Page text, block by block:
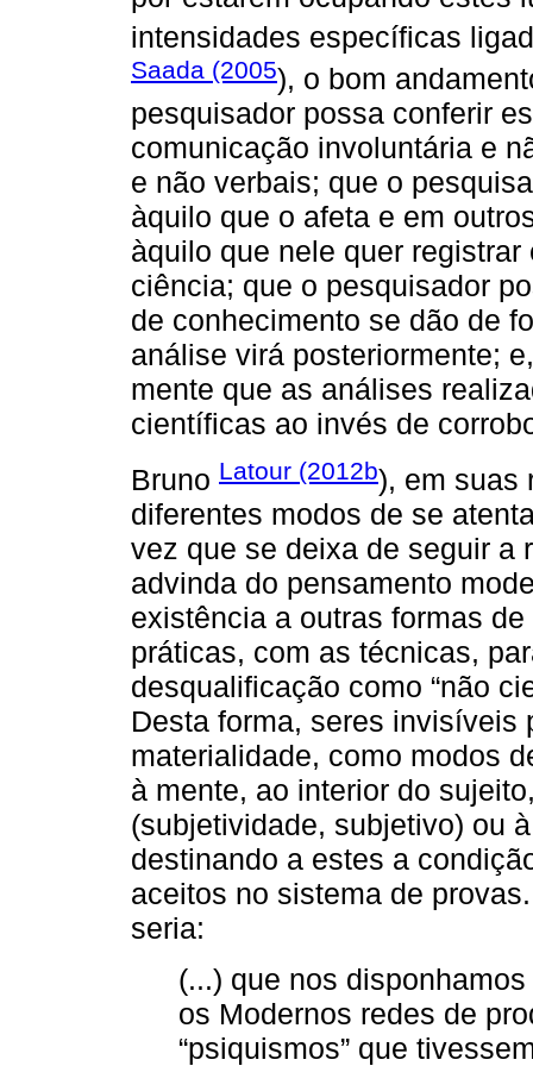
intensidades específicas
Saada (2005), o bom
pesquisador possa conferir
comunicação involuntária e
e não verbais; que o
àquilo que o afeta e em
àquilo que nele quer
ciência; que o pesquisador
de conhecimento se dão de
análise virá posteriormente;
mente que as análises
científicas ao invés de
Bruno Latour (2012b), em suas
diferentes modos de se
vez que se deixa de seguir a
advinda do pensamento
existência a outras formas
práticas, com as técnicas,
desqualificação como “não
Desta forma, seres invisíveis
materialidade, como modos
à mente, ao interior do
(subjetividade, subjetivo) ou
destinando a estes a
aceitos no sistema de
seria:
(...) que nos
os Modernos redes de
“psiquismos” que